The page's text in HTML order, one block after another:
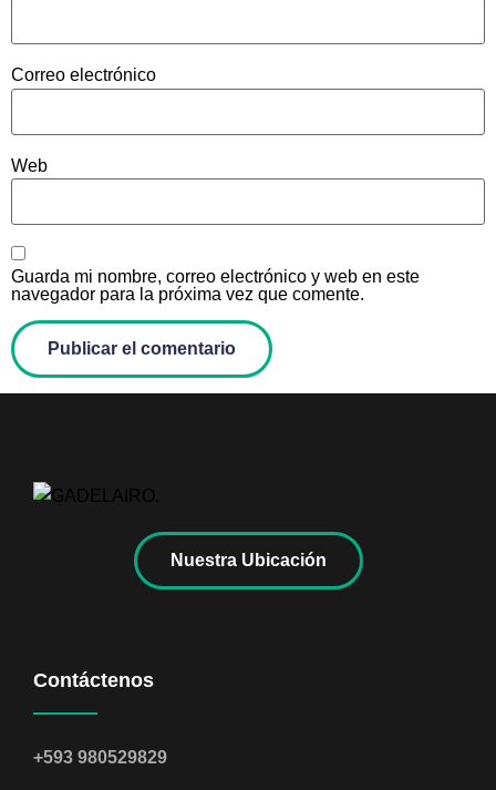
Correo electrónico
Web
Guarda mi nombre, correo electrónico y web en este
navegador para la próxima vez que comente.
Nuestra Ubicación
Contáctenos
+593 980529829